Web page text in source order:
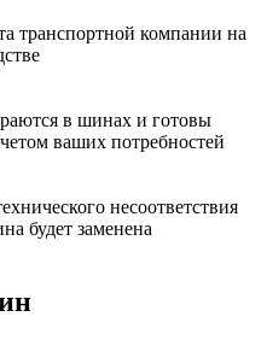
транспортной компании на
в шинах и готовы
ваших потребностей
несоответствия
будет заменена